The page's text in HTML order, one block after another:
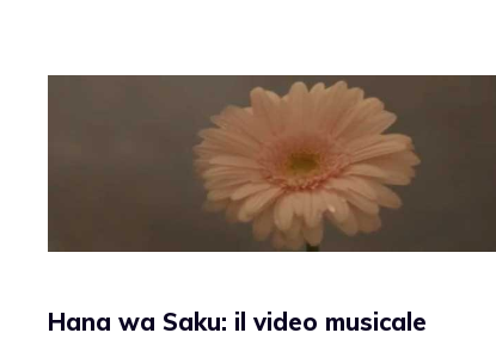
Hana wa Saku: il video musicale